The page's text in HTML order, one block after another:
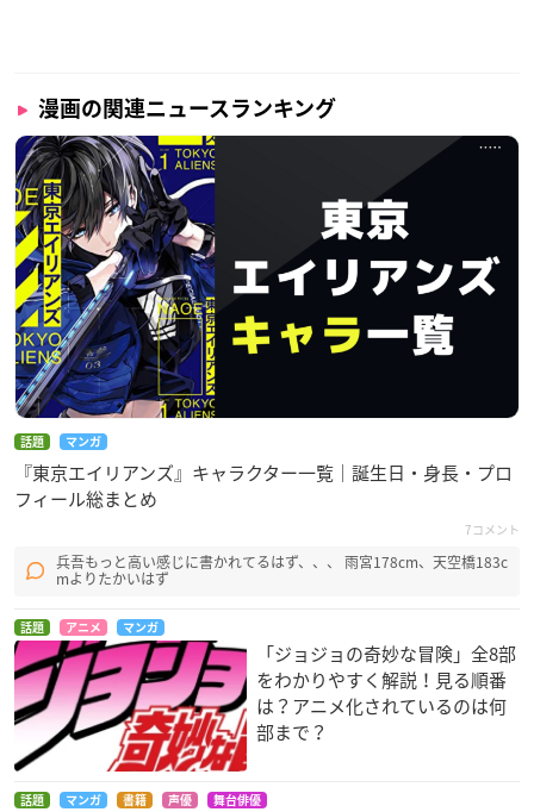
漫画の関連ニュースランキング
話題 マンガ
『東京エイリアンズ』キャラクター一覧｜誕生日・身長・プロ
フィール総まとめ
7コメント
兵吾もっと高い感じに書かれてるはず、、、 雨宮178cm、天空橋183c
mよりたかいはず
話題 アニメ マンガ
「ジョジョの奇妙な冒険」全8部
をわかりやすく解説！見る順番
は？アニメ化されているのは何
部まで？
話題 マンガ 書籍 声優 舞台俳優